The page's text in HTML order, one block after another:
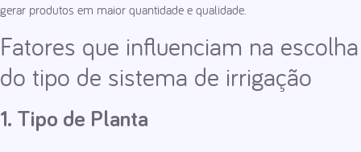
gerar produtos em maior quantidade e qualidade.
Fatores que influenciam na escolha
do tipo de sistema de irrigação
1. Tipo de Planta